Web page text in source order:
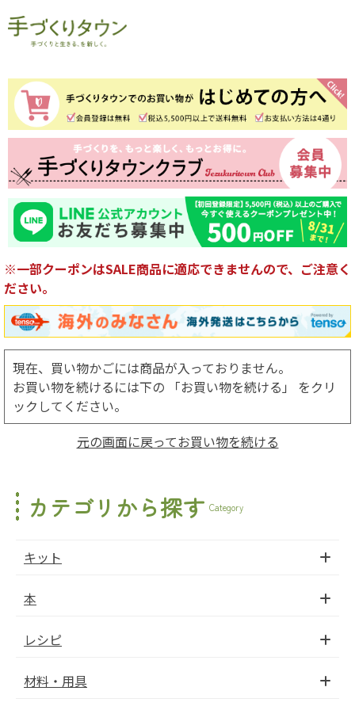
※一部クーポンはSALE商品に適応できませんので、ご注意く
ださい。
現在、買い物かごには商品が入っておりません。
お買い物を続けるには下の 「お買い物を続ける」 をクリ
ックしてください。
元の画面に戻ってお買い物を続ける
カテゴリから探す Category
キット
本
レシピ
材料・用具